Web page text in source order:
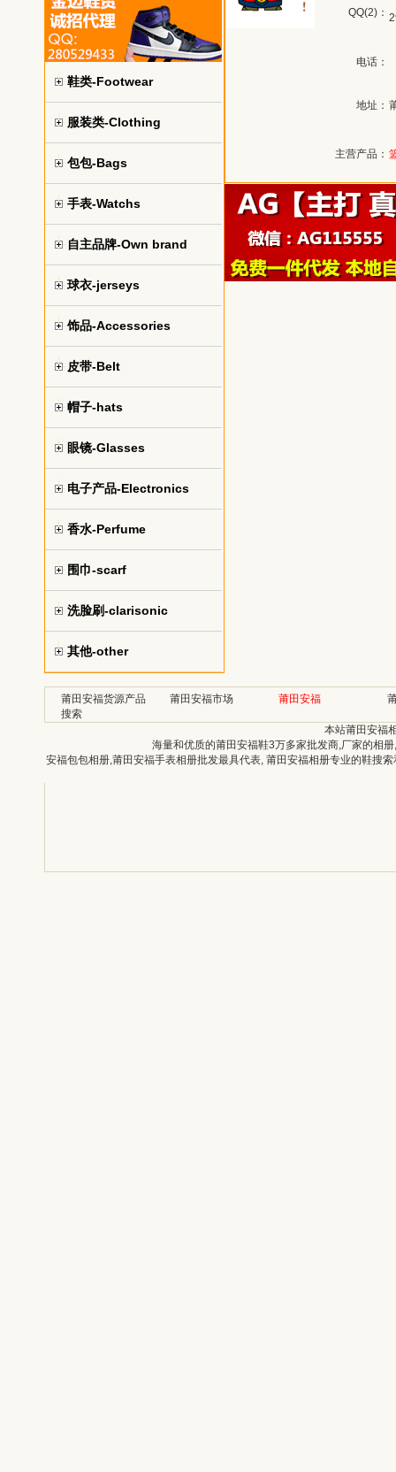
鞋类-Footwear
服装类-Clothing
包包-Bags
手表-Watchs
自主品牌-Own brand
球衣-jerseys
饰品-Accessories
皮带-Belt
帽子-hats
眼镜-Glasses
电子产品-Electronics
香水-Perfume
围巾-scarf
洗脸刷-clarisonic
其他-other
QQ(2)：
电话：
地址：
主营产品：
莆田安福货源产品
搜索
莆田安福市场 莆田安福
本站莆田安福
海量和优质的莆田安福鞋3万多家批发商,厂家的相
安福包包相册,莆田安福手表相册批发最具代表, 莆田安福相册专业的鞋搜